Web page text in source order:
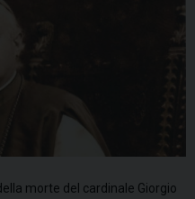
morte del cardinale Giorgio